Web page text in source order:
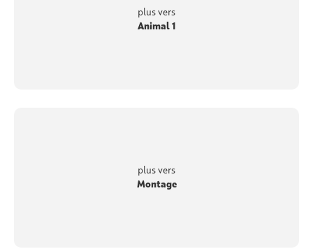
plus vers
Animal 1
plus vers
Montage